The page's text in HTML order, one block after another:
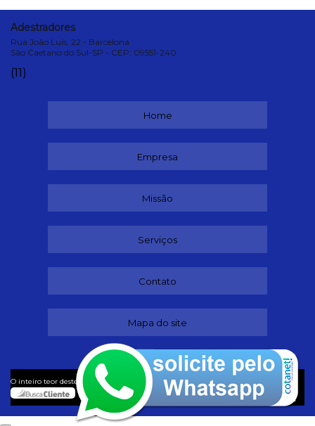
Adestradores
Rua João Luís, 22 - Barcelona
São Caetano do Sul-SP - CEP: 09551-240
(11)
Home
Empresa
Missão
Serviços
Contato
Mapa do site
O inteiro teor deste site está sujeito à proteção de direitos autorais. Copyright
Adestradores (Lei 9610 de 19/02/1998)